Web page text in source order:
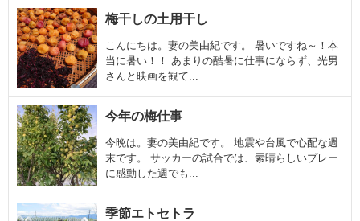
梅干しの土用干し
こんにちは。妻の美由紀です。 暑いですね～！本
当に暑い！！ あまりの酷暑に仕事にならず、光男
さんと映画を観て...
今年の梅仕事
今晩は。妻の美由紀です。 地震や台風で心配な週
末です。 サッカーの試合では、素晴らしいプレー
に感動した週でも...
季節エトセトラ